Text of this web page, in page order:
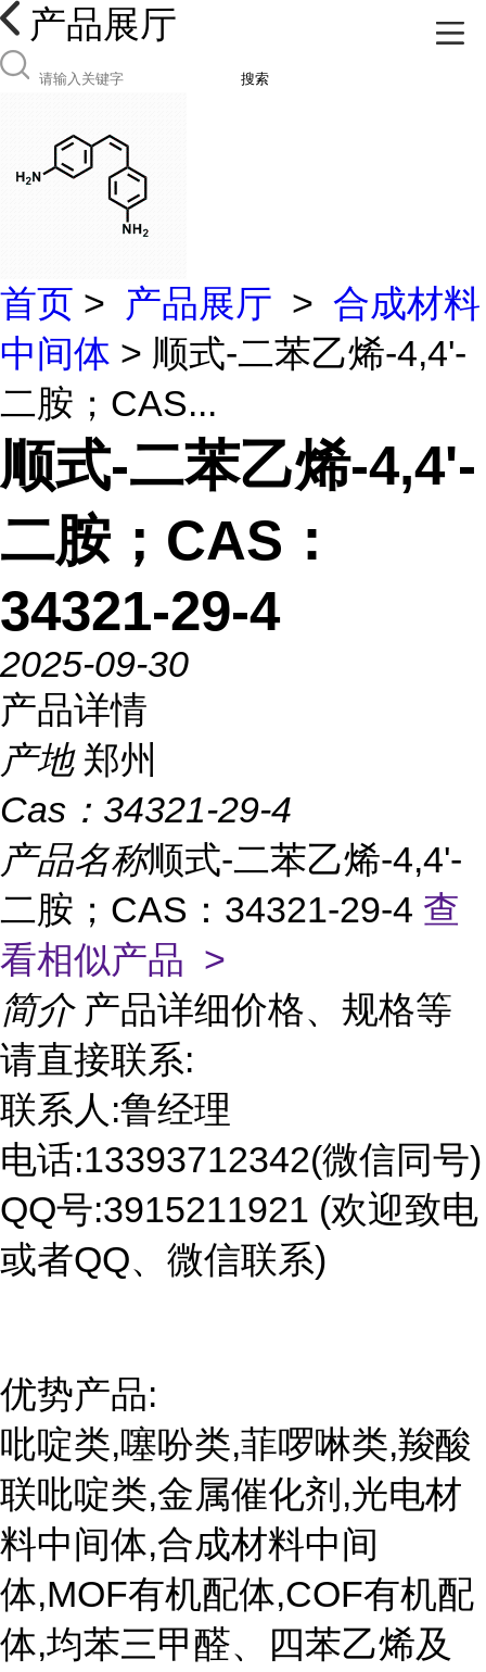
产品展厅
搜索
首页 > 产品展厅 > 合成材料
中间体 > 顺式-二苯乙烯-4,4'-
二胺；CAS...
顺式-二苯乙烯-4,4'-
二胺；CAS：
34321-29-4
2025-09-30
产品详情
产地 郑州
Cas： 34321-29-4
产品名称顺式-二苯乙烯-4,4'-
二胺；CAS：34321-29-4 查
看相似产品 >
简介 产品详细价格、规格等
请直接联系:
联系人:鲁经理
电话:13393712342(微信同号)
QQ号:3915211921 (欢迎致电
或者QQ、微信联系)
优势产品:
吡啶类,噻吩类,菲啰啉类,羧酸
联吡啶类,金属催化剂,光电材
料中间体,合成材料中间
体,MOF有机配体,COF有机配
体,均苯三甲醛、四苯乙烯及